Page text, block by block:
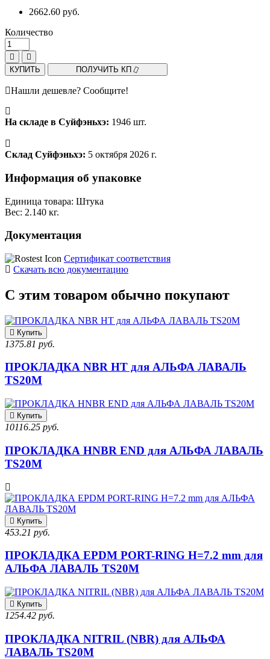
2662.60 руб.
Количество
КУПИТЬ ПОЛУЧИТЬ КП
Нашли дешевле? Сообщите!
На складе в Суйфэньхэ: 1946 шт.
Склад Суйфэньхэ: 5 октября 2026 г.
Информация об упаковке
Единица товара: Штука
Вес: 2.140 кг.
Документация
Сертификат соответствия
Скачать всю документацию
С этим товаром обычно покупают
Купить
1375.81 руб.
ПРОКЛАДКА NBR HT для АЛЬФА ЛАВАЛЬ
TS20M
Купить
10116.25 руб.
ПРОКЛАДКА HNBR END для АЛЬФА ЛАВАЛЬ
TS20M
Купить
453.21 руб.
ПРОКЛАДКА EPDM PORT-RING H=7.2 mm для
АЛЬФА ЛАВАЛЬ TS20M
Купить
1254.42 руб.
ПРОКЛАДКА NITRIL (NBR) для АЛЬФА
ЛАВАЛЬ TS20M